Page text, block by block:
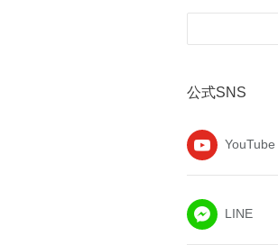
公式SNS
YouTube
LINE